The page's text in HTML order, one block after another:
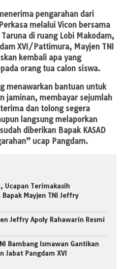
pengarahan dari
melalui Vicon bersama
di ruang Lobi Makodam,
XVI/Pattimura, Mayjen TNI
kembali apa yang
orang tua calon siswa.
menawarkan bantuan untuk
jaminan, membayar sejumlah
dan tolong segera
langsung melaporkan
diberikan Bapak KASAD
ucap Pangdam.
Ucapan Terimakasih
Mayjen TNI Jeffry
Jeffry Apoly Rahawarin Resmi
Bambang Ismawan Gantikan
Jabat Pangdam XVI